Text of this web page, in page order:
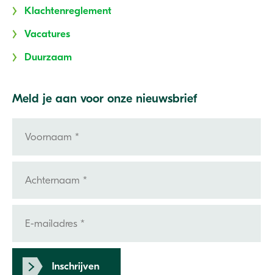
Klachtenreglement
Vacatures
Duurzaam
Meld je aan voor onze nieuwsbrief
Inschrijven